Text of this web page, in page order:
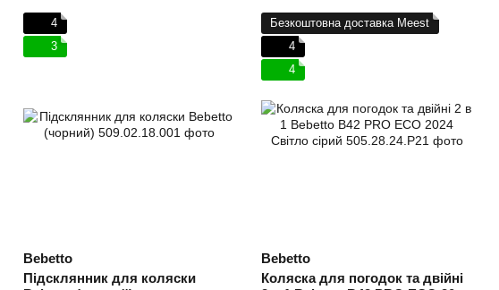
4
3
Bebetto
Підсклянник для коляски
Безкоштовна доставка Meest
4
4
Bebetto
Коляска для погодок та двійні